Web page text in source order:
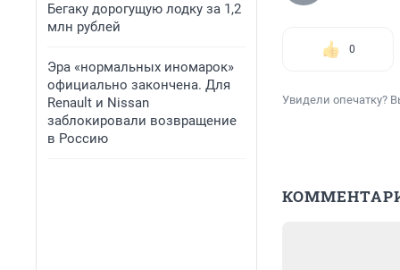
Бегаку дорогущую лодку за 1,2
млн рублей
Эра «нормальных иномарок»
официально закончена. Для
Renault и Nissan
заблокировали возвращение
в Россию
0
Увидели опечатку?